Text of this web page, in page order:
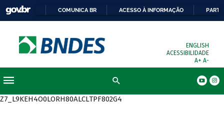
COMUNICA BR ACESSO À INFORMAÇÃO
ENGLISH
ACESSIBILIDADE
A+ A-
Z7_L9KEH4O0LORH80ALCLTPF802G4